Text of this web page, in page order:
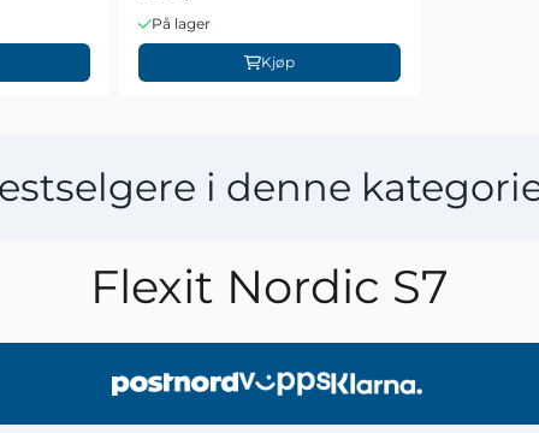
På lager
Kjøp
i denne
Flexit Nordic S7